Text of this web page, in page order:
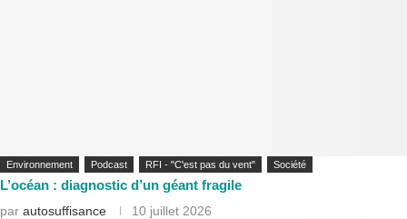
Environnement Podcast RFI - "C'est pas du vent" Société
L’océan : diagnostic d’un géant fragile
par autosuffisance 10 juillet 2026